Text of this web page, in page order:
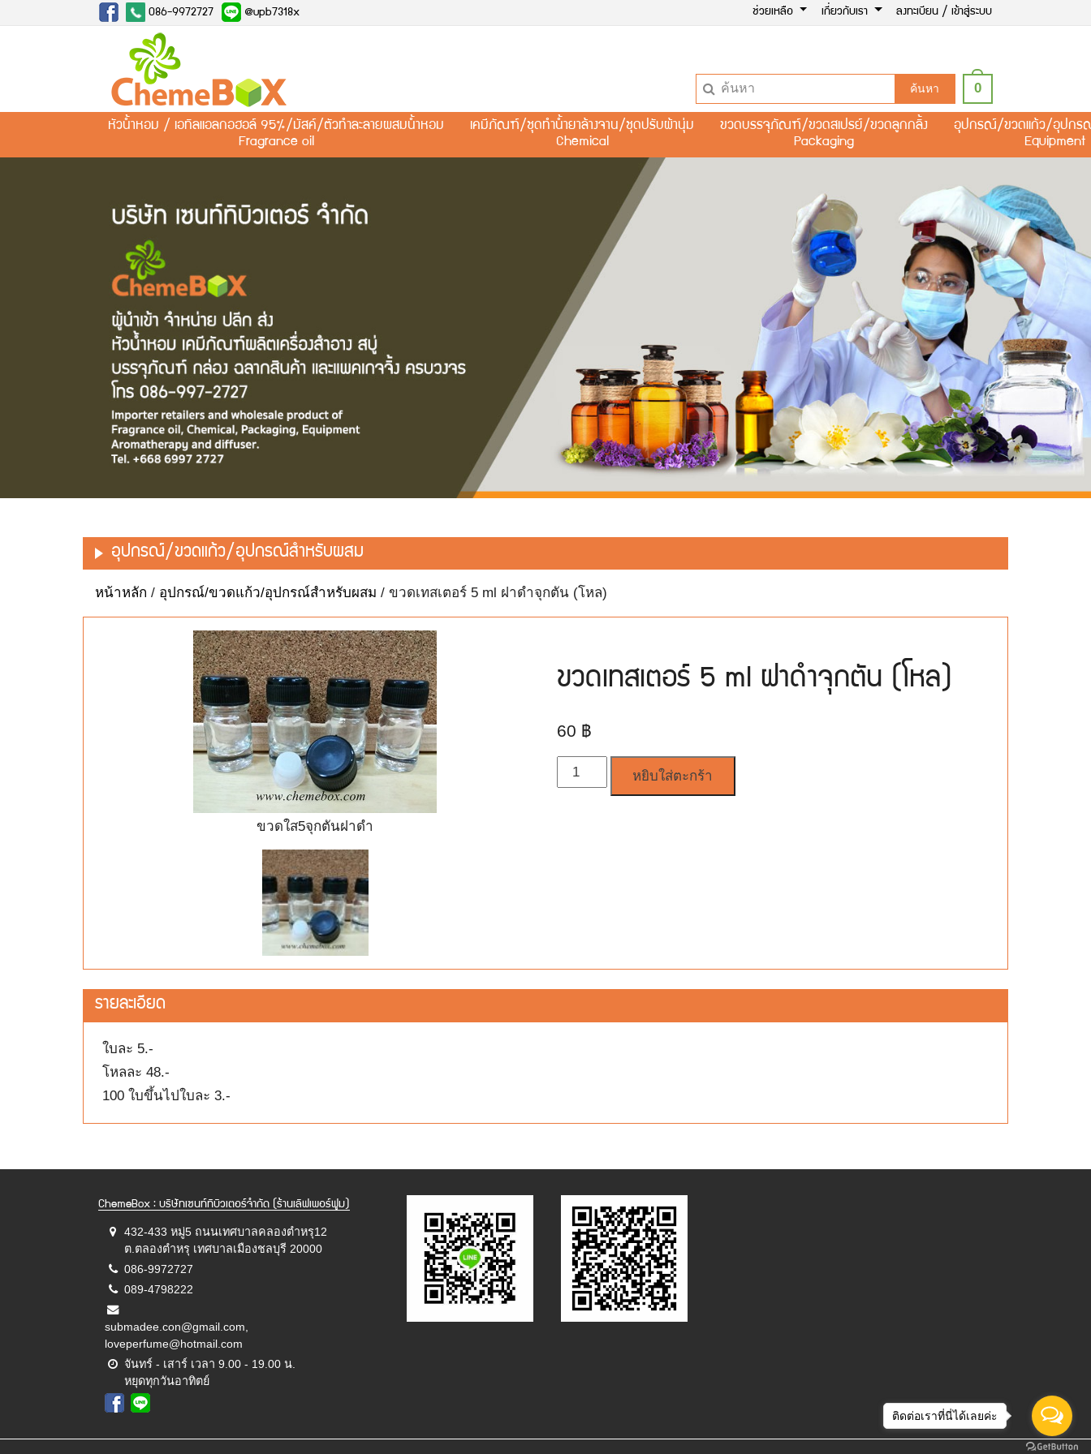
086-9972727 @upb7318x ช่วยเหลือ เกี่ยวกับเรา ลงทะเบียน / เข้าสู่ระบบ
ค้นหา 0
หัวน้ำหอม / เอทิลแอลกอฮอล์ 95%/มัสค์/ตัวทำละลายผสมน้ำหอม
Fragrance oil
เคมีภัณฑ์/ชุดทำน้ำยาล้างจาน/ชุดปรับผ้านุ่ม
Chemical
ขวดบรรจุภัณฑ์/ขวดสเปรย์/ขวดลูกกลิ้ง
Packaging
อุปกรณ์/ขวดแก้ว/อุปกร
Equipment
อุปกรณ์/ขวดแก้ว/อุปกรณ์สำหรับผสม
หน้าหลัก / อุปกรณ์/ขวดแก้ว/อุปกรณ์สำหรับผสม / ขวดเทสเตอร์ 5 ml ฝาดำจุกตัน (โหล)
ขวดใส5จุกตันฝาดำ
ขวดเทสเตอร์ 5 ml ฝาดำจุกตัน (โหล)
60 ฿
จำนวน
หยิบใส่ตะกร้า
รายละเอียด
ใบละ 5.-
โหลละ 48.-
100 ใบขึ้นไปใบละ 3.-
ChemeBox : บริษัทเซนท์ทิบิวเตอร์จำกัด (ร้านเลิฟเพอร์ฟูม)
432-433 หมู่5 ถนนเทศบาลคลองตำหรุ12
ต.ตลองตำหรุ เทศบาลเมืองชลบุรี 20000
086-9972727
089-4798222
submadee.con@gmail.com,
loveperfume@hotmail.com
จันทร์ - เสาร์ เวลา 9.00 - 19.00 น.
หยุดทุกวันอาทิตย์
ติดต่อเราที่นี่ได้เลยค่ะ